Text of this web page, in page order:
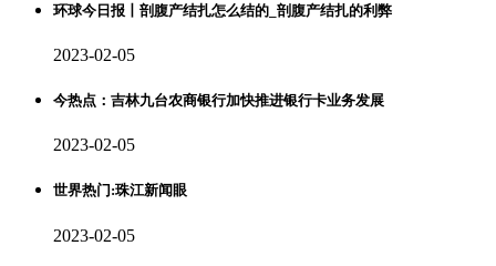
环球今日报丨剖腹产结扎怎么结的_剖腹产结扎的利弊
2023-02-05
今热点：吉林九台农商银行加快推进银行卡业务发展
2023-02-05
世界热门:珠江新闻眼
2023-02-05